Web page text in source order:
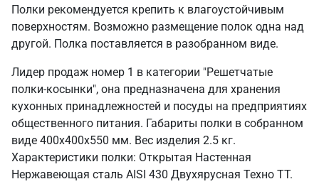
Полки рекомендуется крепить к влагоустойчивым
поверхностям. Возможно размещение полок одна над
другой. Полка поставляется в разобранном виде.
Лидер продаж номер 1 в категории "Решетчатые
полки-косынки", она предназначена для хранения
кухонных принадлежностей и посуды на предприятиях
общественного питания. Габариты полки в собранном
виде 400х400х550 мм. Вес изделия 2.5 кг.
Характеристики полки: Открытая Настенная
Нержавеющая сталь AISI 430 Двухярусная Техно ТТ.